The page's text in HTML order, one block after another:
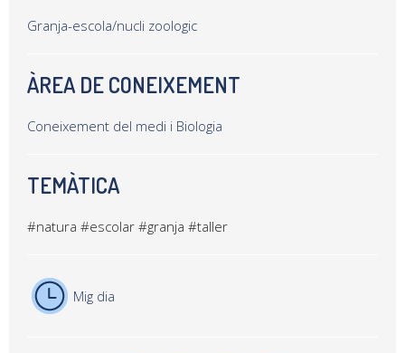
Granja-escola/nucli zoologic
ÀREA DE CONEIXEMENT
Coneixement del medi i Biologia
TEMÀTICA
#natura #escolar #granja #taller
Mig dia